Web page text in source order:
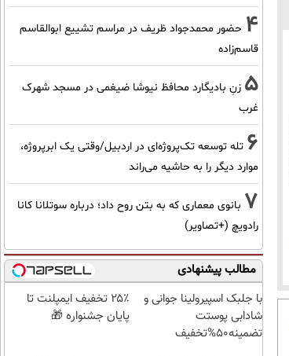
4 حضور محمدجواد ظریف در مراسم تشییع ابوالقاسم
قاسم‌زاده
5 زنِ بادیگارد محافظ نیوشا ضیغمی در مسجد شهرک
غرب
6 تله توسعه تک‌پروژه‌ای در اردبیل/وقتی یک ابرپروژه،
موارد دیگر را به حاشیه می‌راند
7 بانوی معماری که به بتن روح داد؛ درباره سوتلانا کانا
رادویچ (+تصاویر)
مطالب پیشنهادی
با جلبک اسپیرولینا جوانی و
شادابی پوستت
تضمینه50%تخفیف
۲۵٪ تخفیف ایمپلنت تا
پایان جشنواره 🎁